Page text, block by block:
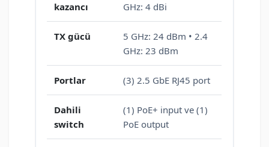
kazancı
GHz: 4 dBi
TX gücü
5 GHz: 24 dBm • 2.4
GHz: 23 dBm
Portlar (3) 2.5 GbE RJ45 port
Dahili
switch
(1) PoE+ input ve (1)
PoE output